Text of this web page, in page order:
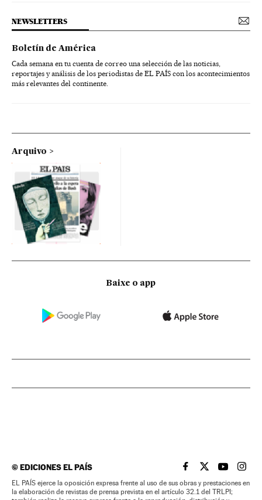
NEWSLETTERS
Boletín de América
Cada semana en tu cuenta de correo una selección de las noticias,
reportajes y análisis de los periodistas de EL PAÍS con los acontecimientos
más relevantes del continente.
Arquivo
Baixe o app
©EDICIONES EL PAÍS EL PAÍS BRASIL EN
EL PAÍSEL PAÍS
EL
EL PAÍS ejerce la oposición expresa frente al uso de sus obras y prestaciones en
la elaboración de revistas de prensa prevista en el artículo 32.1 del TRLPI;